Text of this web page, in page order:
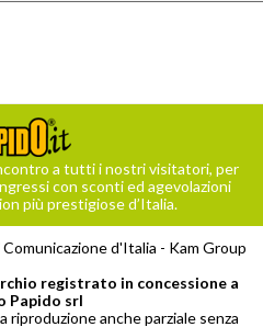
a tutti i nostri visitatori, per
con sconti ed agevolazioni
più prestigiose d’Italia.
Comunicazione d'Italia - Kam Group
registrato in concessione a
Papido srl
anche parziale senza